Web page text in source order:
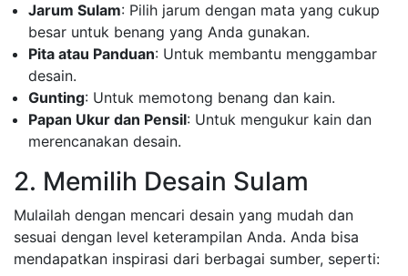
Jarum Sulam: Pilih jarum dengan mata yang cukup
besar untuk benang yang Anda gunakan.
Pita atau Panduan: Untuk membantu menggambar
desain.
Gunting: Untuk memotong benang dan kain.
Papan Ukur dan Pensil: Untuk mengukur kain dan
merencanakan desain.
2. Memilih Desain Sulam
Mulailah dengan mencari desain yang mudah dan
sesuai dengan level keterampilan Anda. Anda bisa
mendapatkan inspirasi dari berbagai sumber, seperti: